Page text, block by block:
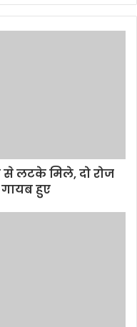
से लटके मिले, दो रोज
हुए